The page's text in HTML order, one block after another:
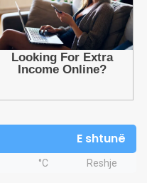
E shtunë
°C Reshje